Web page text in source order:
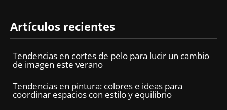
Artículos recientes
Tendencias en cortes de pelo para lucir un cambio
de imagen este verano
Tendencias en pintura: colores e ideas para
coordinar espacios con estilo y equilibrio